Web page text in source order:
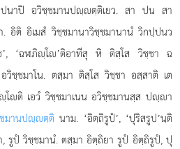
นาปิ อวิชฺชมานปฺตฺติเยว. สา ปน สา
ติ อิเมสํ วิชฺชมานาวิชฺชมานานํ วิกปฺปนว
’, ‘ฉฬภิฺโ’ติอาทีสุ หิ ติสฺโส วิชฺชา ฉ
ชฺชมาโน. ตสฺมา ติสฺโส วิชฺชา อสฺสาติ เต
ติ เอวํ วิชฺชมาเนน อวิชฺชมานสฺส ปฺา
มานปฺตฺติ นาม. ‘อิตฺถิรูปํ’, ‘ปุริสรูป’นฺติ
รูปํ วิชฺชมานํ. ตสฺมา อิตฺถิยา รูปํ อิตฺถิรูปํ, ปุ